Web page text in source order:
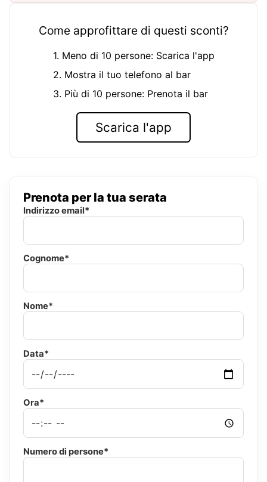
Come approfittare di questi sconti?
1. Meno di 10 persone: Scarica l'app
2. Mostra il tuo telefono al bar
3. Più di 10 persone: Prenota il bar
Scarica l'app
Prenota per la tua serata
Indirizzo email*
Cognome*
Nome*
Data*
Ora*
Numero di persone*